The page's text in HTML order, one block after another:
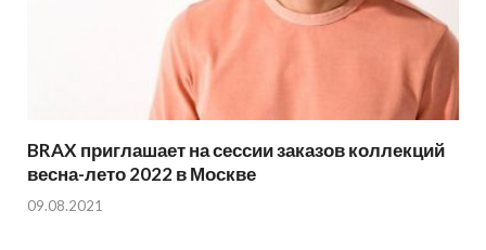
BRAX приглашает на сессии заказов коллекций
весна-лето 2022 в Москве
09.08.2021